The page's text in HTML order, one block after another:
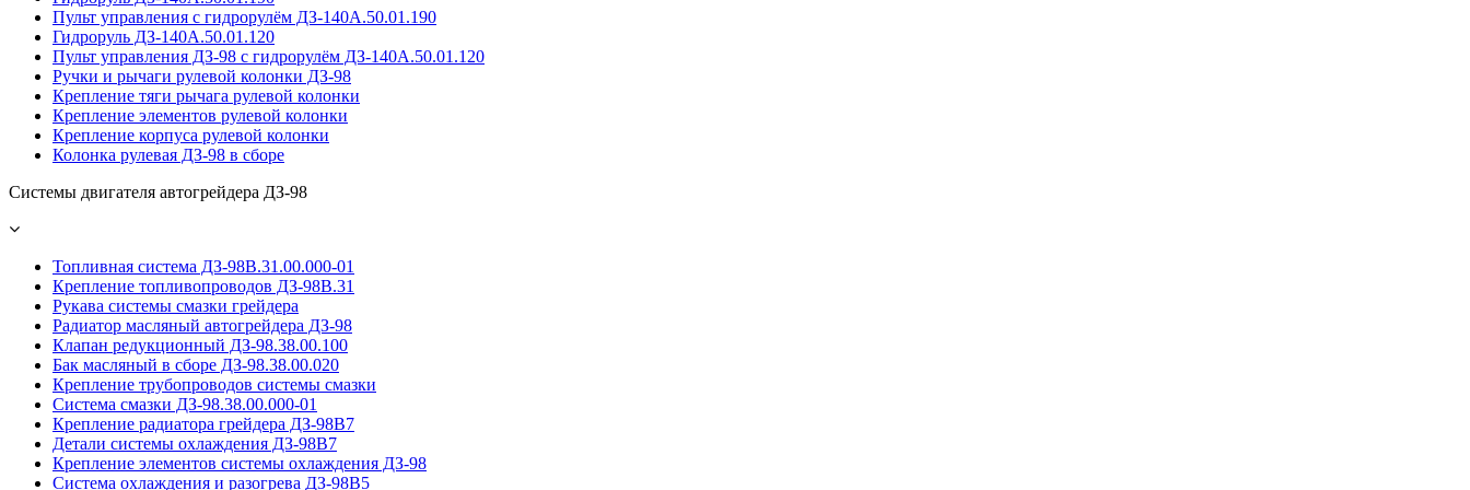
Пульт управления с гидрорулём ДЗ-140А.50.01.190
Гидроруль ДЗ-140А.50.01.120
Пульт управления ДЗ-98 с гидрорулём ДЗ-140А.50.01.120
Ручки и рычаги рулевой колонки ДЗ-98
Крепление тяги рычага рулевой колонки
Крепление элементов рулевой колонки
Крепление корпуса рулевой колонки
Колонка рулевая ДЗ-98 в сборе
Системы двигателя автогрейдера ДЗ-98
Топливная система ДЗ-98В.31.00.000-01
Крепление топливопроводов ДЗ-98В.31
Рукава системы смазки грейдера
Радиатор масляный автогрейдера ДЗ-98
Клапан редукционный ДЗ-98.38.00.100
Бак масляный в сборе ДЗ-98.38.00.020
Крепление трубопроводов системы смазки
Система смазки ДЗ-98.38.00.000-01
Крепление радиатора грейдера ДЗ-98В7
Детали системы охлаждения ДЗ-98В7
Крепление элементов системы охлаждения ДЗ-98
Система охлаждения и разогрева ДЗ-98В5